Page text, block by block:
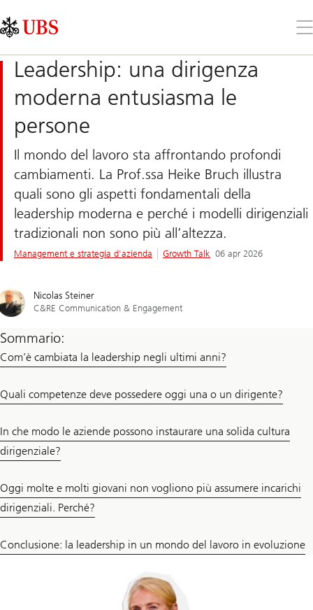
Links
Area
il
Leadership: una dirigenza
moderna entusiasma le
persone
Il mondo del lavoro sta affrontando profondi
cambiamenti. La Prof.ssa Heike Bruch illustra
quali sono gli aspetti fondamentali della
leadership moderna e perché i modelli dirigenziali
tradizionali non sono più all’altezza.
Management e strategia d'azienda Growth Talk 06 apr 2026
Nicolas Steiner
C&RE Communication & Engagement
Sommario:
Com’è cambiata la leadership negli ultimi anni?
Quali competenze deve possedere oggi una o un dirigente?
In che modo le aziende possono instaurare una solida cultura
dirigenziale?
Oggi molte e molti giovani non vogliono più assumere incarichi
dirigenziali. Perché?
Conclusione: la leadership in un mondo del lavoro in evoluzione